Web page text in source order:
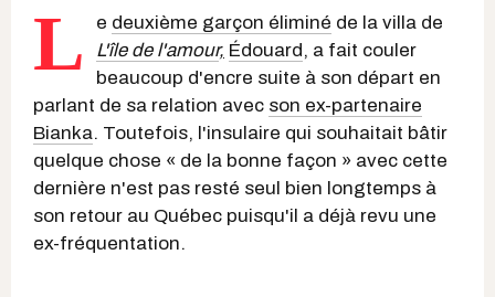
L e deuxième garçon éliminé de la villa de
L'île de l'amour, Édouard , a fait couler
beaucoup d'encre suite à son départ en
parlant de sa relation avec son ex-partenaire
Bianka. Toutefois, l'insulaire qui souhaitait bâtir
quelque chose « de la bonne façon » avec cette
dernière n'est pas resté seul bien longtemps à
son retour au Québec puisqu'il a déjà revu une
ex-fréquentation.